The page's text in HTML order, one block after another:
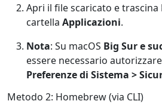
Apri il file scaricato e trascina
cartella Applicazioni.
Nota: Su macOS Big Sur e
essere necessario autorizzare
Preferenze di Sistema >
Metodo 2: Homebrew (via CLI)